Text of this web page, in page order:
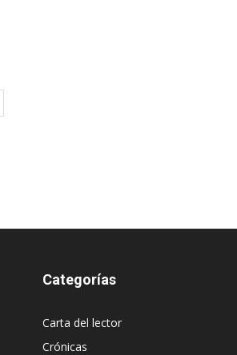
Categorías
Carta del lector
Crónicas